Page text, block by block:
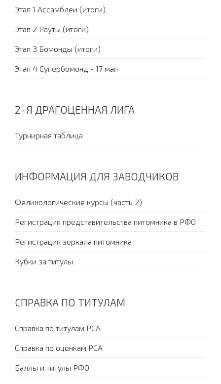
Этап 1 Ассамблеи (итоги)
Этап 2 Рауты (итоги)
Этап 3 Бомонды (итоги)
Этап 4 Супербомонд - 17 мая
2-Я ДРАГОЦЕННАЯ ЛИГА
Турнирная таблица
ИНФОРМАЦИЯ ДЛЯ ЗАВОДЧИКОВ
Фелинологические курсы (часть 2)
Регистрация представительства питомника в РФО
Регистрация зеркала питомника
Кубки за титулы
СПРАВКА ПО ТИТУЛАМ
Справка по титулам PCA
Справка по оценкам PCA
Баллы и титулы РФО